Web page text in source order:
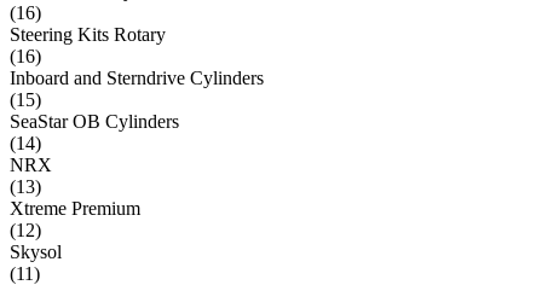
(16)
Steering Kits Rotary
(16)
Inboard and Sterndrive Cylinders
(15)
SeaStar OB Cylinders
(14)
NRX
(13)
Xtreme Premium
(12)
Skysol
(11)